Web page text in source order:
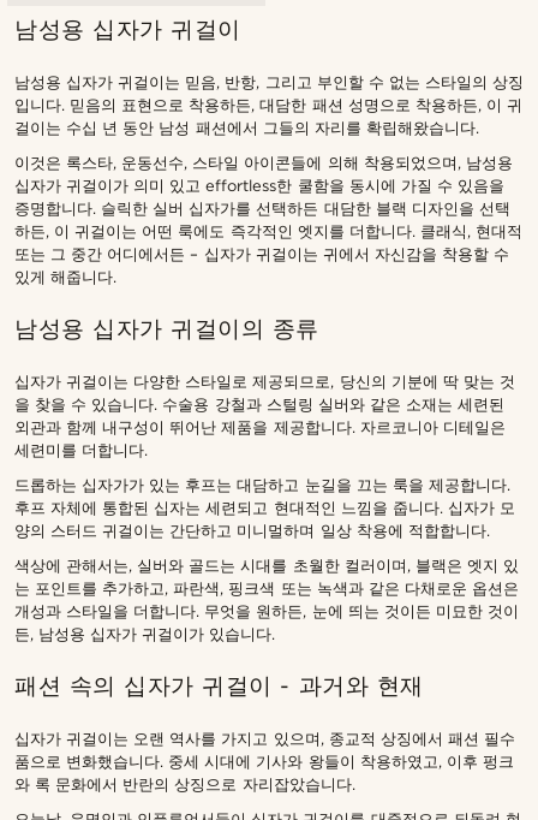
남성용 십자가 귀걸이
남성용 십자가 귀걸이는 믿음, 반항, 그리고 부인할 수 없는 스타일의 상징
입니다. 믿음의 표현으로 착용하든, 대담한 패션 성명으로 착용하든, 이 귀
걸이는 수십 년 동안 남성 패션에서 그들의 자리를 확립해왔습니다.
이것은 록스타, 운동선수, 스타일 아이콘들에 의해 착용되었으며, 남성용
십자가 귀걸이가 의미 있고 effortless한 쿨함을 동시에 가질 수 있음을
증명합니다. 슬릭한 실버 십자가를 선택하든 대담한 블랙 디자인을 선택
하든, 이 귀걸이는 어떤 룩에도 즉각적인 엣지를 더합니다. 클래식, 현대적
또는 그 중간 어디에서든 – 십자가 귀걸이는 귀에서 자신감을 착용할 수
있게 해줍니다.
남성용 십자가 귀걸이의 종류
십자가 귀걸이는 다양한 스타일로 제공되므로, 당신의 기분에 딱 맞는 것
을 찾을 수 있습니다. 수술용 강철과 스털링 실버와 같은 소재는 세련된
외관과 함께 내구성이 뛰어난 제품을 제공합니다. 자르코니아 디테일은
세련미를 더합니다.
드롭하는 십자가가 있는 후프는 대담하고 눈길을 끄는 룩을 제공합니다.
후프 자체에 통합된 십자는 세련되고 현대적인 느낌을 줍니다. 십자가 모
양의 스터드 귀걸이는 간단하고 미니멀하며 일상 착용에 적합합니다.
색상에 관해서는, 실버와 골드는 시대를 초월한 컬러이며, 블랙은 엣지 있
는 포인트를 추가하고, 파란색, 핑크색 또는 녹색과 같은 다채로운 옵션은
개성과 스타일을 더합니다. 무엇을 원하든, 눈에 띄는 것이든 미묘한 것이
든, 남성용 십자가 귀걸이가 있습니다.
패션 속의 십자가 귀걸이 - 과거와 현재
십자가 귀걸이는 오랜 역사를 가지고 있으며, 종교적 상징에서 패션 필수
품으로 변화했습니다. 중세 시대에 기사와 왕들이 착용하였고, 이후 펑크
와 록 문화에서 반란의 상징으로 자리잡았습니다.